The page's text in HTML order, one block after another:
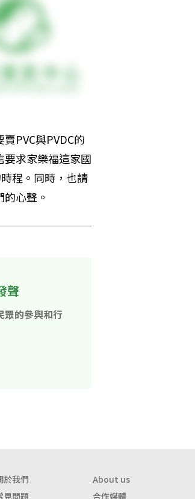
PVC與PVDC的
求家樂福這家國
程。同時，也請
心聲。
聲
眾的參與和行
於我們
About us
見問題 合作媒體